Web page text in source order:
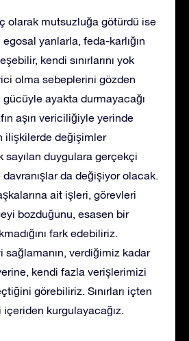
olarak mutsuzluğa götürdü ise
yanlarla, feda-karlığın
kendi sınırlarını yok
olma sebeplerini gözden
ayakta durmayacağı
aşırı vericiliğiyle yerinde
ilişkilerde değişimler
sayılan duygulara gerçekçi
davranışlar da değişiyor olacak.
ait işleri, görevleri
bozduğunu, esasen bir
fark edebiliriz.
sağlamanın, verdiğimiz kadar
kendi fazla verişlerimizi
görebiliriz. Sınırları içten
kurgulayacağız.